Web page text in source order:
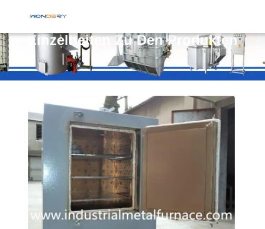
Einzelheiten Zu Den Produkten